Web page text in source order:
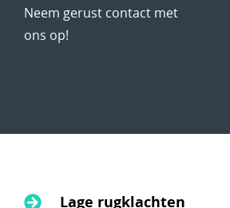
Neem gerust contact met
ons op!
Lage rugklachten